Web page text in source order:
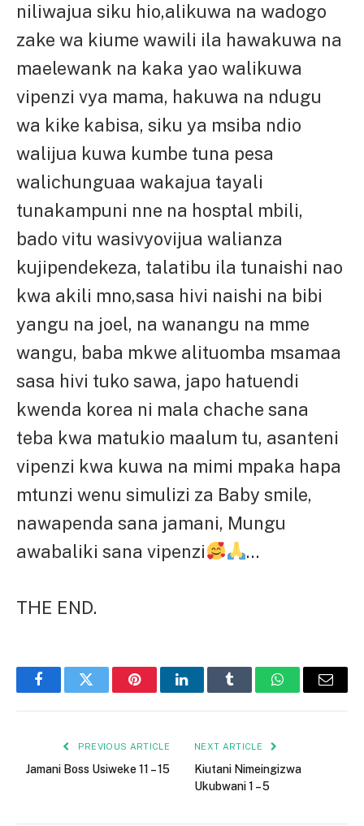
niliwajua siku hio,alikuwa na wadogo
zake wa kiume wawili ila hawakuwa na
maelewank na kaka yao walikuwa
vipenzi vya mama, hakuwa na ndugu
wa kike kabisa, siku ya msiba ndio
walijua kuwa kumbe tuna pesa
walichunguaa wakajua tayali
tunakampuni nne na hosptal mbili,
bado vitu wasivyovijua walianza
kujipendekeza, talatibu ila tunaishi nao
kwa akili mno,sasa hivi naishi na bibi
yangu na joel, na wanangu na mme
wangu, baba mkwe alituomba msamaa
sasa hivi tuko sawa, japo hatuendi
kwenda korea ni mala chache sana
teba kwa matukio maalum tu, asanteni
vipenzi kwa kuwa na mimi mpaka hapa
mtunzi wenu simulizi za Baby smile,
nawapenda sana jamani, Mungu
awabaliki sana vipenzi
…
THE END.
FacebookTwitter PinterestLinkedInTumblr WhatsAppEmail
PREVIOUS ARTICLE
Jamani Boss Usiweke 11 – 15
NEXT ARTICLE
Kiutani Nimeingizwa
Ukubwani 1 – 5